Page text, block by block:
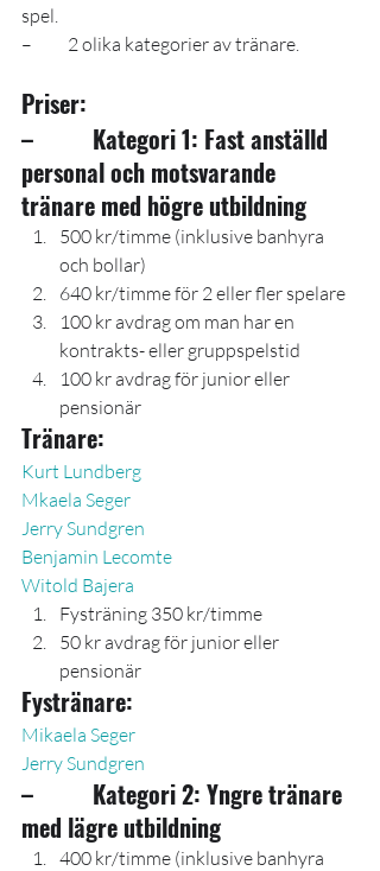
spel.
–          2 olika kategorier av tränare.
Priser:
–          Kategori 1: Fast anställd
personal och motsvarande
tränare med högre utbildning
500 kr/timme (inklusive banhyra
och bollar)
640 kr/timme för 2 eller fler spelare
100 kr avdrag om man har en
kontrakts- eller gruppspelstid
100 kr avdrag för junior eller
pensionär
Tränare:
Kurt Lundberg
Mkaela Seger
Jerry Sundgren
Benjamin Lecomte
Witold Bajera
Fysträning 350 kr/timme
50 kr avdrag för junior eller
pensionär
Fystränare:
Mikaela Seger
Jerry Sundgren
–          Kategori 2: Yngre tränare
med lägre utbildning
400 kr/timme (inklusive banhyra